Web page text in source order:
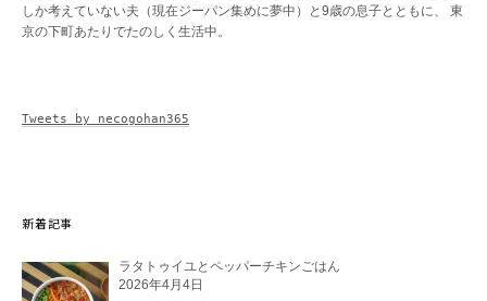
しか考えていない夫（現在ジーパン集めに夢中）と9歳の息子とともに、 東
京の下町あたりでたのしく生活中。
Tweets by necogohan365
新着記事
ラタトゥイユとペッパーチキンごはん
2026年4月4日